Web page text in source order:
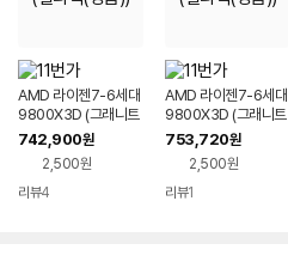
AMD 라이젠7-6세대
9800X3D (그래니트
릿지) (멀티팩(정품))
742,900원
2,500원
리뷰4
AMD 라이젠7-6세대
9800X3D (그래니트
릿지) (멀티팩(정품))
753,720원
2,500원
리뷰1